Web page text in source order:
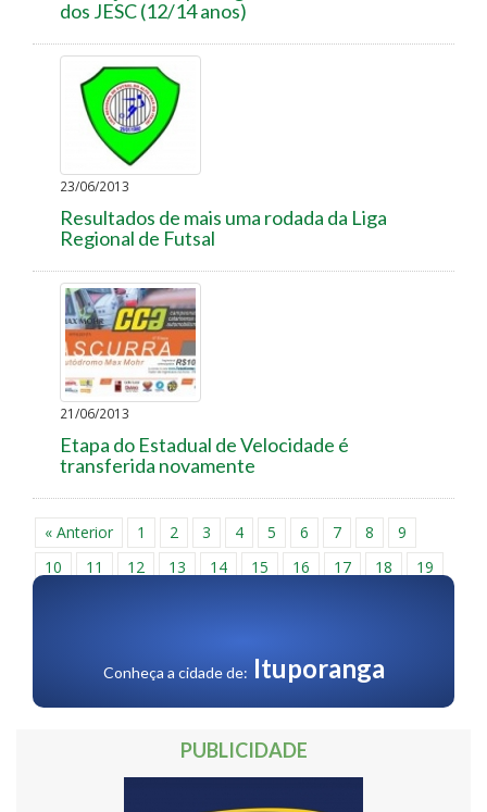
dos JESC (12/14 anos)
23/06/2013
Resultados de mais uma rodada da Liga
Regional de Futsal
21/06/2013
Etapa do Estadual de Velocidade é
transferida novamente
« Anterior 1 2 3 4 5 6 7 8
9
10
11 12 13 14 15 16 17 18
19
Conheça a cidade de: Ituporanga
PUBLICIDADE